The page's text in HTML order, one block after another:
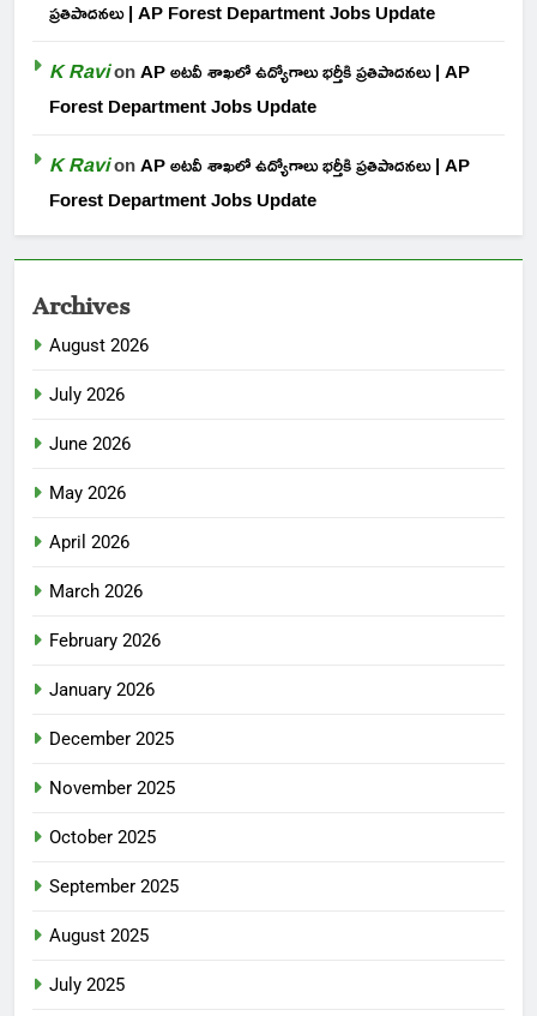
ప్రతిపాదనలు | AP Forest Department Jobs Update
K RavionAP అటవీ శాఖలో ఉద్యోగాలు భర్తీకి ప్రతిపాదనలు | AP
Forest Department Jobs Update
K RavionAP అటవీ శాఖలో ఉద్యోగాలు భర్తీకి ప్రతిపాదనలు | AP
Forest Department Jobs Update
Archives
August 2026
July 2026
June 2026
May 2026
April 2026
March 2026
February 2026
January 2026
December 2025
November 2025
October 2025
September 2025
August 2025
July 2025